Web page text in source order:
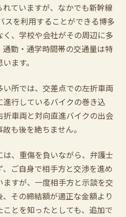
ていますが、なかでも新幹線
スを利用することができる博多
、学校や会社がその周辺に多
通勤・通学時間帯の交通量は特
ます。
所では、交差点での左折車両
行しているバイクの巻き込
車両と対向直進バイクの出会
も後を絶ちません。
、重傷を負いながら、弁護士
ご自身で相手方と交渉を進め
すが、一度相手方と示談を交
その締結額が適正な金額より
とを知ったとしても、追加で